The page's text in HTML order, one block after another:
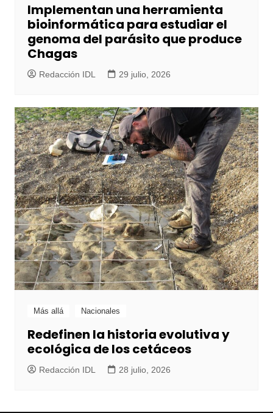
Implementan una herramienta
bioinformática para estudiar el
genoma del parásito que produce
Chagas
Redacción IDL 29 julio, 2026
Más allá Nacionales
Redefinen la historia evolutiva y
ecológica de los cetáceos
Redacción IDL 28 julio, 2026